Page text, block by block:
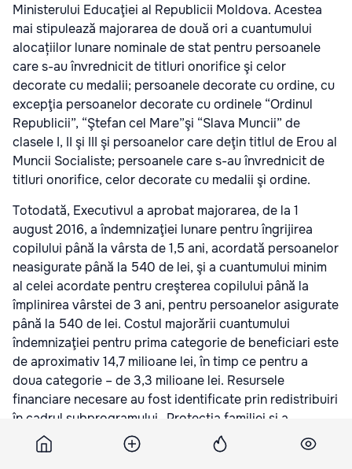
Ministerului Educaţiei al Republicii Moldova. Acestea
mai stipulează majorarea de două ori a cuantumului
alocațiilor lunare nominale de stat pentru persoanele
care s-au învrednicit de titluri onorifice şi celor
decorate cu medalii; persoanele decorate cu ordine, cu
excepţia persoanelor decorate cu ordinele “Ordinul
Republicii”, “Ştefan cel Mare”şi “Slava Muncii” de
clasele I, II şi III şi persoanelor care deţin titlul de Erou al
Muncii Socialiste; persoanele care s-au învrednicit de
titluri onorifice, celor decorate cu medalii şi ordine.
Totodată, Executivul a aprobat majorarea, de la 1
august 2016, a îndemnizaţiei lunare pentru îngrijirea
copilului până la vârsta de 1,5 ani, acordată persoanelor
neasigurate până la 540 de lei, şi a cuantumului minim
al celei acordate pentru creşterea copilului până la
împlinirea vârstei de 3 ani, pentru persoanelor asigurate
până la 540 de lei. Costul majorării cuantumului
îndemnizaţiei pentru prima categorie de beneficiari este
de aproximativ 14,7 milioane lei, în timp ce pentru a
doua categorie – de 3,3 milioane lei. Resursele
financiare necesare au fost identificate prin redistribuiri
în cadrul subprogramului „Protecţia familiei şi a
copilului”.